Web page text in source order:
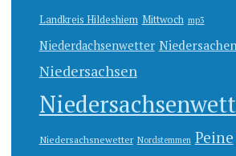
Landkreis Hildeshiem Mittwoch mp3
Niederdachsenwetter
Niedersachsen
Niedersachsnewetter Nordstemmen Peine